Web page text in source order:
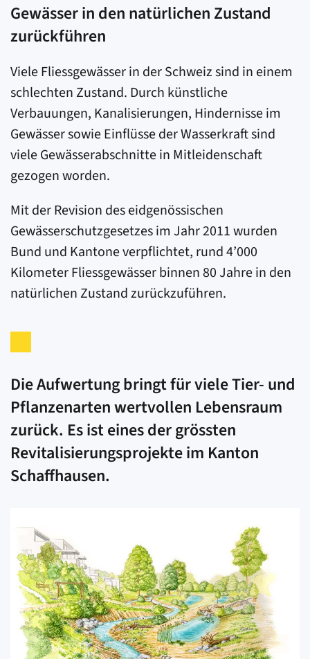
Gewässer in den natürlichen Zustand
zurückführen
Viele Fliessgewässer in der Schweiz sind in einem
schlechten Zustand. Durch künstliche
Verbauungen, Kanalisierungen, Hindernisse im
Gewässer sowie Einflüsse der Wasserkraft sind
viele Gewässerabschnitte in Mitleidenschaft
gezogen worden.
Mit der Revision des eidgenössischen
Gewässerschutzgesetzes im Jahr 2011 wurden
Bund und Kantone verpflichtet, rund 4’000
Kilometer Fliessgewässer binnen 80 Jahre in den
natürlichen Zustand zurückzuführen.
Die Aufwertung bringt für viele Tier- und
Pflanzenarten wertvollen Lebensraum
zurück. Es ist eines der grössten
Revitalisierungsprojekte im Kanton
Schaffhausen.